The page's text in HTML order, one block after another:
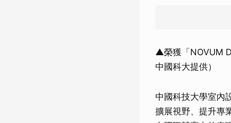
▲榮獲「NOVUM
中國科大提供）
中國科技大學室內
擴展視野、提升專